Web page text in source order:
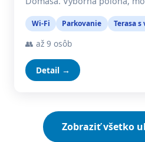
Wi-Fi Parkovanie Terasa
👥 až 9 osôb
Detail →
Zobraziť všetko